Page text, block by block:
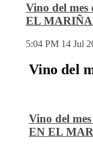
Vino del
EL
5:04 PM 14 Jul
Vino del
Vino del
EN EL